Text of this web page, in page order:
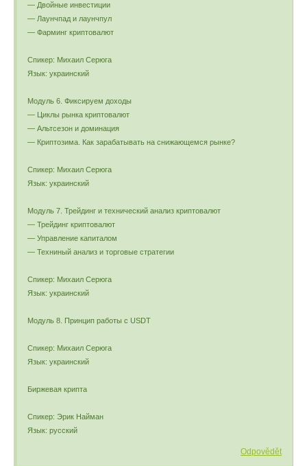
— Двойные инвестиции
— Лаунчпад и лаунчпул
— Фарминг криптовалют
Спикер: Михаил Серюга
Язык: украинский
Модуль 6. Фиксируем доходы
— Циклы рынка криптовалют
— Альтсезон и доминация
— Криптозима. Как зарабатывать на снижающемся рынке?
Спикер: Михаил Серюга
Язык: украинский
Модуль 7. Трейдинг и технический анализ криптовалют
— Трейдинг криптовалют
— Управление капиталом
— Техниный анализ и торговые стратегии
Спикер: Михаил Серюга
Язык: украинский
Модуль 8. Принцип работы с USDT
Спикер: Михаил Серюга
Язык: украинский
Биржевая крипта
Спикер: Эрик Найман
Язык: русский
Odpovědět